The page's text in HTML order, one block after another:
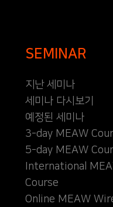
SEMINAR
지난 세미나
세미나 다시보기
예정된 세미나
3-day MEAW
5-day MEAW
International
Course
Online MEAW